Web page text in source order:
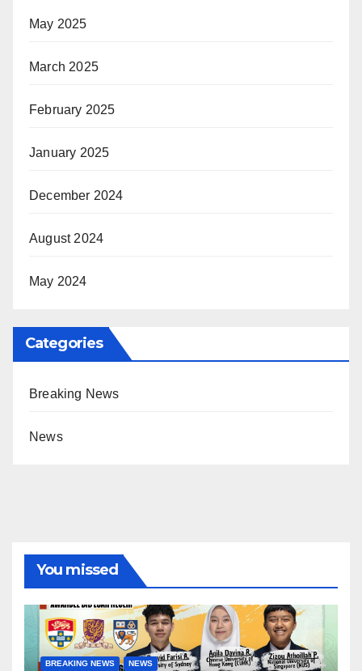
May 2025
March 2025
February 2025
January 2025
December 2024
August 2024
May 2024
Categories
Breaking News
News
You missed
BREAKING NEWS NEWS